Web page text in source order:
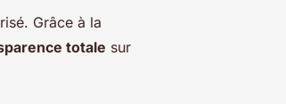
Grâce à la
totale sur